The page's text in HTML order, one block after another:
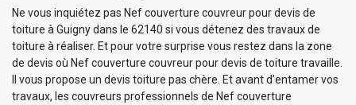
Ne vous inquiétez pas Nef couverture couvreur pour devis de
toiture à Guigny dans le 62140 si vous détenez des travaux de
toiture à réaliser. Et pour votre surprise vous restez dans la zone
de devis où Nef couverture couvreur pour devis de toiture travaille.
Il vous propose un devis toiture pas chère. Et avant d’entamer vos
travaux, les couvreurs professionnels de Nef couverture